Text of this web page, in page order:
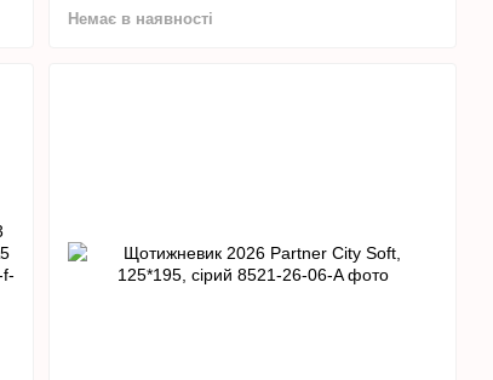
Немає в наявності